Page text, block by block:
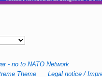
- no to NATO Network
Theme Legal notice /